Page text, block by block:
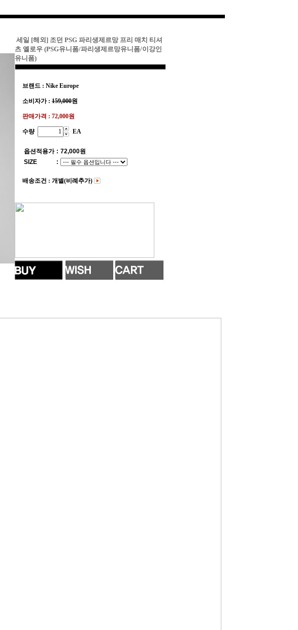
세일 [해외] 조던 PSG 파리생제르망 프리 매치 티셔
츠 옐로우 (PSG유니폼/파리생제르망유니폼/이강인
유니폼)
브랜드 : Nike Europe
소비자가 : 159,000원
판매가격 : 72,000원
수량 EA
옵션적용가 : 72,000원
SIZE
:
배송조건 : 개별(비례추가)